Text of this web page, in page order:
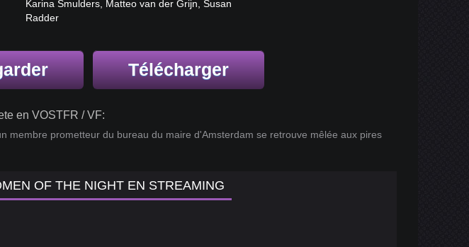
Karina Smulders, Matteo van der Grijn, Susan
Radder
Télécharger
en VOSTFR / VF:
membre prometteur du bureau du maire d'Amsterdam se retrouve mêlée aux pires
OF THE NIGHT EN STREAMING